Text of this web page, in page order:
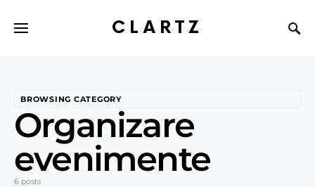
CLARTZ
BROWSING CATEGORY
Organizare
evenimente
6 posts